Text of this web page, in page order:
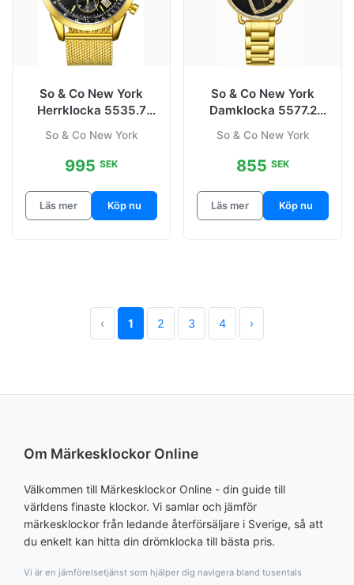
So & Co New York
Herrklocka 5535.7
Svart/Gulguldtonat
So & Co New York
995 SEK
Läs mer Köp nu
So & Co New York
Damklocka 5577.2
Svart/Gulguldtonat
So & Co New York
855 SEK
Läs mer Köp nu
‹ 1 2 3 4 ›
Om Märkesklockor Online
Välkommen till Märkesklockor Online - din guide till
världens finaste klockor. Vi samlar och jämför
märkesklockor från ledande återförsäljare i Sverige, så att
du enkelt kan hitta din drömklocka till bästa pris.
Vi är en jämförelsetjänst som hjälper dig navigera bland tusentals